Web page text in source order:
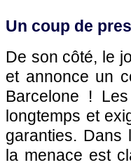
Un coup de
De son côté, le
et annonce un
Barcelone !
longtemps et
garanties. Dans
la menace est